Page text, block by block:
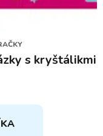
s kryštálikmi